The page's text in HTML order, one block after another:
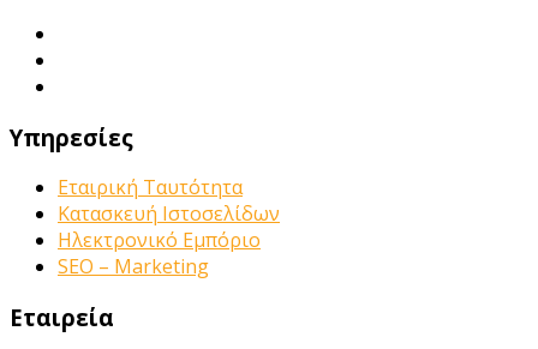
Υπηρεσίες
Εταιρική Ταυτότητα
Κατασκευή Ιστοσελίδων
Ηλεκτρονικό Εμπόριο
SEO – Marketing
Εταιρεία